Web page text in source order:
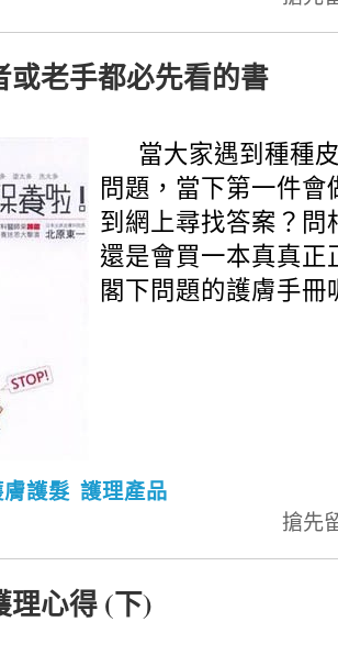
或老手都必先看的書
當大家遇到種種
問題，當下第一件會
到網上尋找答案？問
還是會買一本真真正
閣下問題的護膚手冊
膚護髮 護理產品
搶先
理心得 (下)